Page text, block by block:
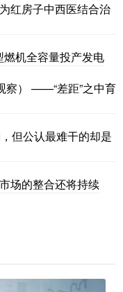
红房子中西医结合治
机全容量投产发电
察） ——“差距”之中育
但公认最难干的却是
场的整合还将持续